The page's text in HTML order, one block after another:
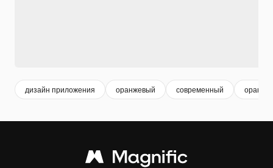
дизайн приложения оранжевый современный